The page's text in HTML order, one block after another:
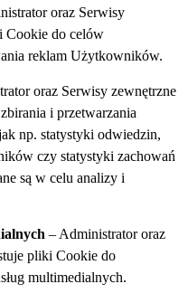
oraz Serwisy
Cookie do celów
reklam Użytkowników.
oraz Serwisy zewnętrzne
i przetwarzania
np. statystyki odwiedzin,
czy statystyki zachowań
są w celu analizy i
– Administratororaz
pliki Cookie do
multimedialnych.